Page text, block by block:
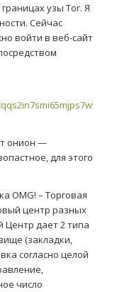
узы Tor. Я
Сейчас
войти в веб-сайт
онион —
для этого
OMG! – Торговая
центр разных
Центр дает 2 типа
(закладки,
согласно целой
число